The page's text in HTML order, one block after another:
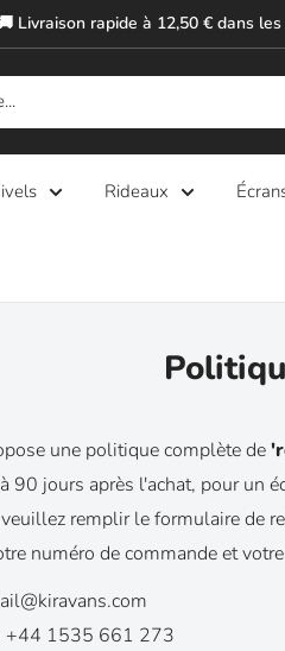
Livraison rapide à 12,50 € dans
Rideaux
une politique complète de
90 jours après l'achat, pour un
remplir le formulaire de
numéro de commande et
+44 1535 661 273